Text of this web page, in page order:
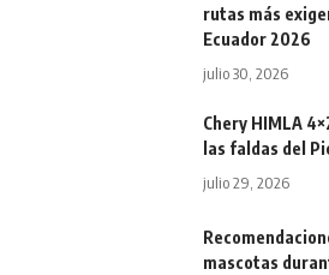
rutas más
Ecuador 2026
julio 30, 2026
Chery HIMLA
las faldas del
julio 29, 2026
mascotas